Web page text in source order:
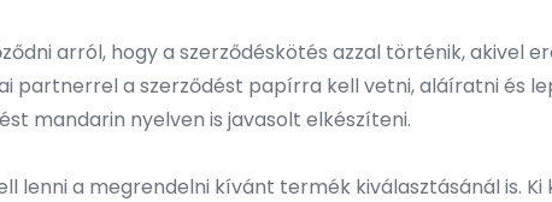
arról, hogy a szerződéskötés azzal történik, akivel
partnerrel a szerződést papírra kell vetni, aláíratni és
mandarin nyelven is javasolt elkészíteni.
lenni a megrendelni kívánt termék kiválasztásánál is.